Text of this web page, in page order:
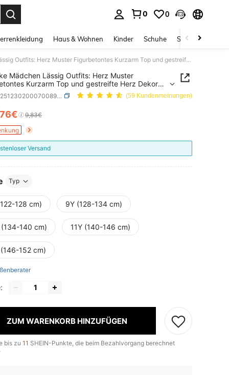
0 0
Haus & Wohnen Kinder Schuhe Schmuck &
2 Stücke Mädchen Lässig Outfits: Herz Muster Figurbetontes Kurzarm Top und gestreifte Herz Dekor Hose mit Gummibund, Sommer
Mädchen Lässig Outfits: Herz Muster
Kurzarm Top und gestreifte Herz Dekor
Gummibund, Sommer
SKU: sk251230200070089494851 (59 Kundenmeinungen)
AND AVAILABILITY
9,83€
Versand
Typ
128 cm) 9Y (128-134 cm)
(134-140 cm) 11Y (140-146 cm)
152 cm)
ZUM WARENKORB HINZUFÜGEN
bis zu 11 SHEIN-Punkte, die beim Bezahlvorgang berechnet